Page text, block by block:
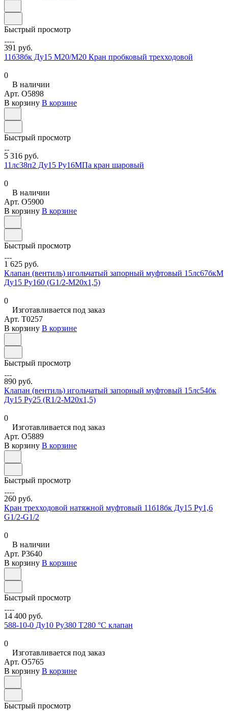
Быстрый просмотр
391 руб.
11б38бк Ду15 М20/М20 Кран пробковый трехходовой
0
В наличии
Арт. O5898
В корзину В корзине
Быстрый просмотр
5 316 руб.
11лс38п2 Ду15 Ру16МПа кран шаровый
0
В наличии
Арт. O5900
В корзину В корзине
Быстрый просмотр
1 625 руб.
Клапан (вентиль) игольчатый запорный муфтовый 15лс67бкМ
Ду15 Ру160 (G1/2-М20х1,5)
0
Изготавливается под заказ
Арт. T0257
В корзину В корзине
Быстрый просмотр
890 руб.
Клапан (вентиль) игольчатый запорный муфтовый 15лс54бк
Ду15 Ру25 (R1/2-М20х1,5)
0
Изготавливается под заказ
Арт. O5889
В корзину В корзине
Быстрый просмотр
260 руб.
Кран трехходовой натяжной муфтовый 11б18бк Ду15 Ру1,6
G1/2-G1/2
0
В наличии
Арт. P3640
В корзину В корзине
Быстрый просмотр
14 400 руб.
588-10-0 Ду10 Ру380 Т280 °С клапан
0
Изготавливается под заказ
Арт. O5765
В корзину В корзине
Быстрый просмотр